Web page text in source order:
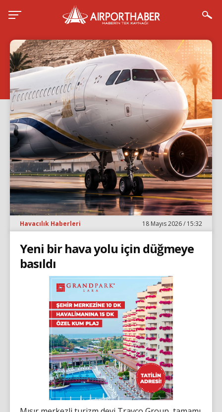
Havacılık Haberleri 18 Mayıs 2026 / 15:32
Yeni bir hava yolu için düğmeye
basıldı